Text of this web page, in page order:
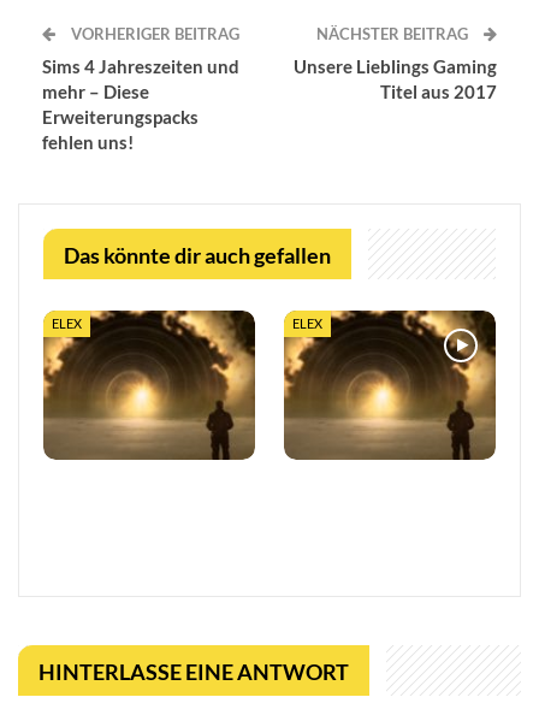
VORHERIGER BEITRAG
Sims 4 Jahreszeiten und
mehr – Diese
Erweiterungspacks
fehlen uns!
NÄCHSTER BEITRAG
Unsere Lieblings Gaming
Titel aus 2017
Das könnte dir auch gefallen
ELEX ELEX
HINTERLASSE EINE ANTWORT